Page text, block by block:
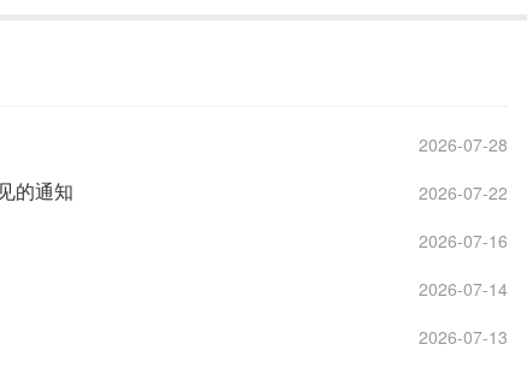
2026-07-28
的通知 2026-07-22
2026-07-16
2026-07-14
2026-07-13